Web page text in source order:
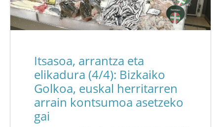
Itsasoa, arrantza eta
elikadura (4/4): Bizkaiko
Golkoa, euskal herritarren
arrain kontsumoa asetzeko
gai